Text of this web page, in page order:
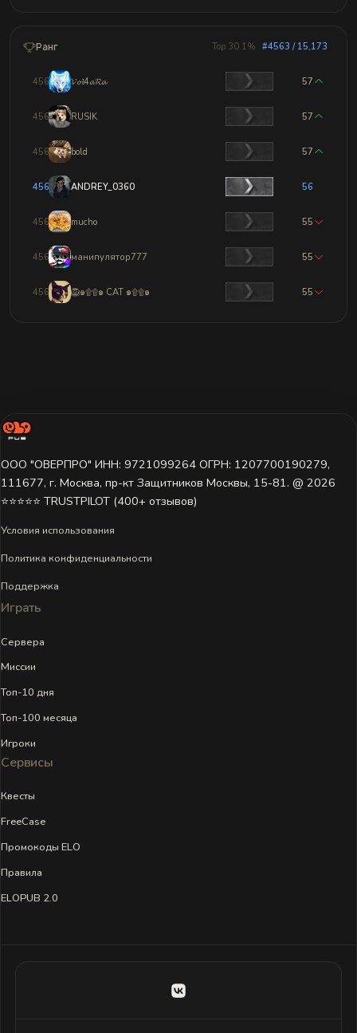
Ранг Top 30.1% #4563 / 15,173
4560 𝓥𝓸𝓵4𝓪𝓡𝓪 57
4561 RUSIK 57
4562 bold 57
4563 ANDREY_0360 56
4564 mucho 55
4565 манипулятор777 55
4566 🦁๑۩۩๑ CAT ๑۩۩๑ 55
ООО "ОВЕРПРО" ИНН: 9721099264 ОГРН: 1207700190279,
111677, г. Москва, пр-кт Защитников Москвы, 15-81. @ 2026 ㅤ
⭐⭐⭐⭐⭐ TRUSTPILOT (400+ отзывов)
Условия использования
Политика конфиденциальности
Поддержка
Играть
Сервера
Миссии
Топ-10 дня
Топ-100 месяца
Игроки
Сервисы
Квесты
FreeCase
Промокоды ELO
Правила
ELOPUB 2.0